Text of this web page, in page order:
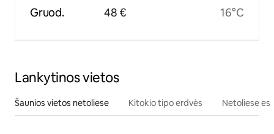
Gruod. 48 € 16°C
Lankytinos vietos
Šaunios vietos netoliese Kitokio tipo erdvės Netoliese